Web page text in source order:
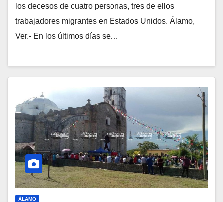
los decesos de cuatro personas, tres de ellos
trabajadores migrantes en Estados Unidos. Álamo,
Ver.- En los últimos días se…
ÁLAMO